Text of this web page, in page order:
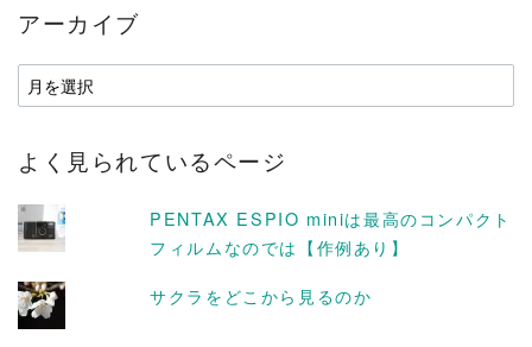
アーカイブ
ア
ー
イ
よく見られているページ
PENTAX ESPIO miniは最高のコンパクト
フィルムなのでは【作例あり】
サクラをどこから見るのか